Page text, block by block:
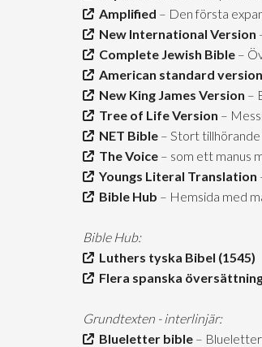
Amplified – Den första
New International Version
Complete Jewish Bible –
American standard version
New King James Version –
Tree of Life Version –
NET Bible – Stort
The Voice – som ett manus
Youngs Literal Translation
Bible Hub – Hemsida med
Bible Hub:
Luthers tyska Bibel (1545)
Flera spanska
Grundtexten - interlinjär:
Blueletter bible –